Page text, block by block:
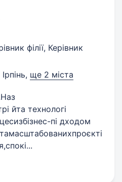
філії, Керівник
, ще 2 міста
йта технологі
пі дходом